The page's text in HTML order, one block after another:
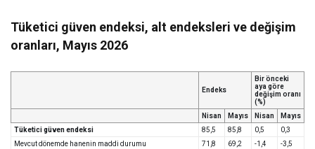
Tüketici güven endeksi, alt endeksleri ve değişim
oranları, Mayıs 2026
Endeks
Bir önceki
aya göre
değişim oranı
(%)
Nisan
Mayıs Nisan
Mayıs
Tüketici güven endeksi
85,5 85,8 0,5
0,3
Mevcut dönemde hanenin maddi durumu
71,8 69,2 -1,4
-3,5